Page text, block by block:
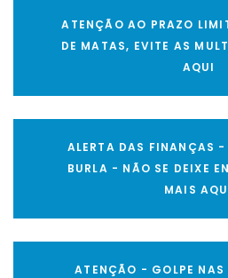
ATENÇÃO AO PRAZO
DE MATAS, EVITE AS
AQUI
ALERTA DAS FINANÇAS
BURLA - NÃO SE DEIXE
MAIS
ATENÇÃO - GOLPE NAS